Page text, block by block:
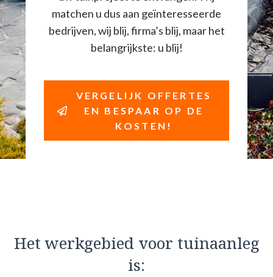
matchen u dus aan geïnteresseerde
bedrijven, wij blij, firma’s blij, maar het
belangrijkste: u blij!
VERGELIJK OFFERTES
EN BESPAAR OP DE
KOSTEN!
Het werkgebied voor tuinaanleg
is: